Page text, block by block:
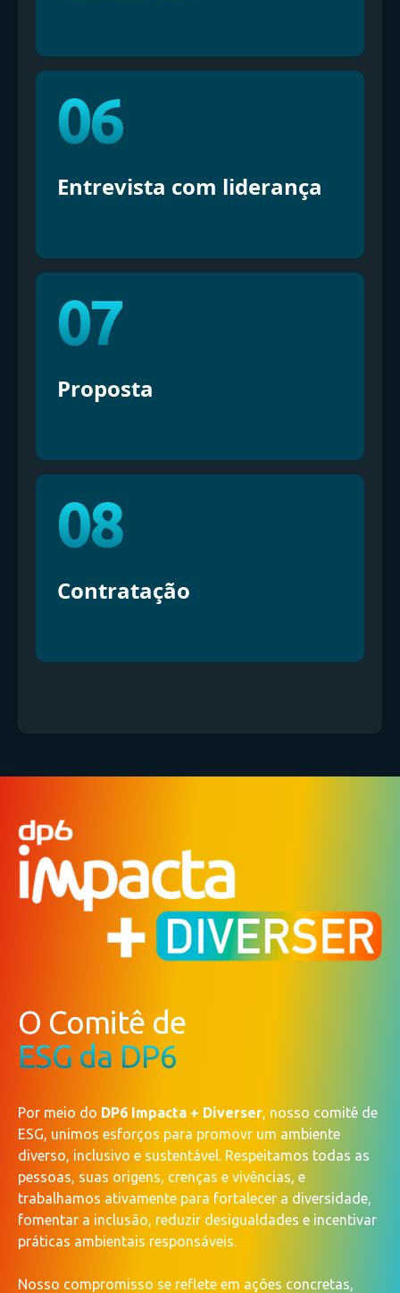
06
Entrevista com liderança
07
Proposta
08
Contratação
O Comitê de
ESG da DP6
Por meio do DP6 Impacta + Diverser, nosso comitê de
ESG, unimos esforços para promovr um ambiente
diverso, inclusivo e sustentável. Respeitamos todas as
pessoas, suas origens, crenças e vivências, e
trabalhamos ativamente para fortalecer a diversidade,
fomentar a inclusão, reduzir desigualdades e incentivar
práticas ambientais responsáveis.
Nosso compromisso se reflete em ações concretas,